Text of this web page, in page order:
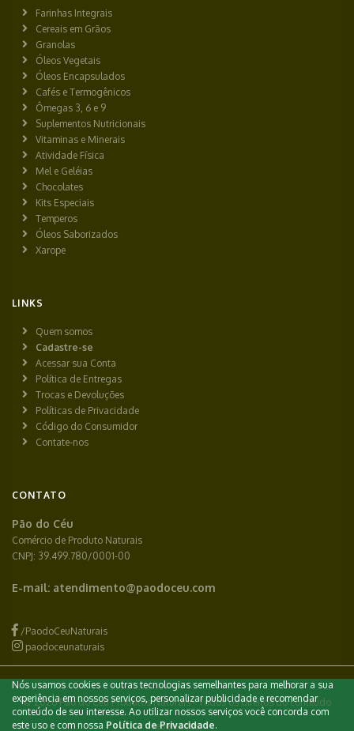
Farinhas Integrais
Cereais em Grãos
Granolas
Óleos Vegetais
Óleos Encapsulados
Cafés e Termogênicos
Ômegas 3, 6 e 9
Suplementos Nutricionais
Vitaminas e Minerais
Atividade Física
Mel e Geléias
Chocolates
Kits Especiais
Temperos
Óleos Saborizados
Xarope
LINKS
Quem somos
Cadastre-se
Acessar sua Conta
Política de Entregas
Trocas e Devoluções
Políticas de Privacidade
Código do Consumidor
Contate-nos
CONTATO
Pão do Céu
Comércio de Produto Naturais
CNPJ: 39.499.780/0001-00
E-mail: atendimento@paodoceu.com
/PaodoCeuNaturais
paodoceunaturais
© 2026 Pão do Céu Produtos Naturais - Todos os direitos do conteúdo
reservados.
Nós usamos cookies e outras tecnologias semelhantes para melhorar a sua
experiência em nossos serviços, personalizar publicidade e recomendar
conteúdo de seu interesse. Ao utilizar nossos serviços você concorda com
este uso e com nossa Política de Privacidade.